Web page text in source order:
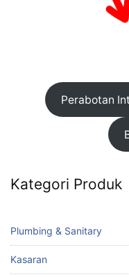
Perabotan
Kategori Produk
Plumbing & Sanitary
Kasaran